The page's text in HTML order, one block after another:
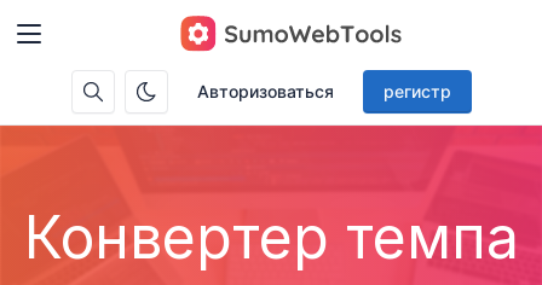
Авторизоваться регистр
Конвертер темпа